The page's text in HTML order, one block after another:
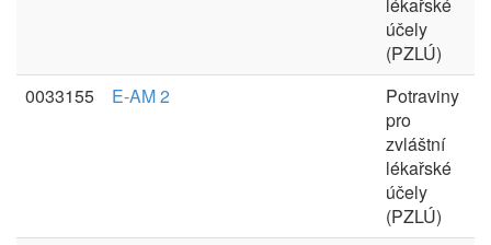
účely
(PZLÚ)
0033155
E-AM 2
Potraviny
pro
zvláštní
lékařské
účely
(PZLÚ)